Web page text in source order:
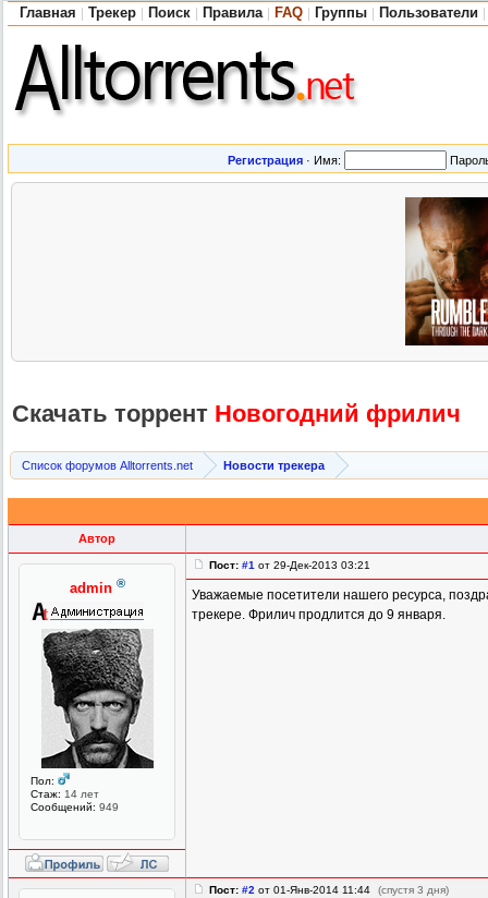
Главная Трекер Поиск Правила FAQ Группы Пользователи
Регистрация · Имя:
Скачать торрент Новогодний фрилич
Список форумов Alltorrents.net Новости трекера
Автор
admin ®
Пол:
Стаж: 14 лет
Сообщений: 949
Пост: #1 от 29-Дек-2013 03:21
Уважаемые посетители нашего ресурса,
трекере. Фрилич продлится до 9 января.
Пост: #2 от 01-Янв-2014 11:44 (спустя 3 дня)